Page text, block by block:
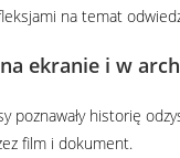
na temat
ekranie i w
poznawały historię
film i dokument.